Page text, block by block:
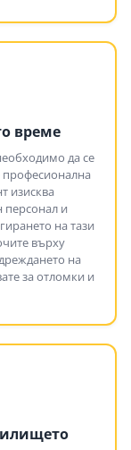
време
да се
професионална
изисква
персонал и
на тази
върху
на
за отломки и